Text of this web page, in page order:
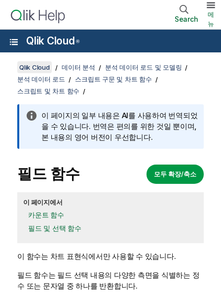
Search
메
뉴
Qlik Cloud ®
Qlik Cloud 데이터 분석
분석 데이터 로드 및 모델링
분석 데이터 로드
스크립트 구문 및 차트 함수
스크립트 및 차트 함수
이 페이지의 일부 내용은 AI를 사용하여 번역되었
을 수 있습니다. 번역은 편의를 위한 것일 뿐이며,
본 내용의 영어 버전이 우선합니다.
모두 확장/축소
필드 함수
이 페이지에서
카운트 함수
필드 및 선택 함수
이 함수는 차트 표현식에서만 사용할 수 있습니다.
필드 함수는 필드 선택 내용의 다양한 측면을 식별하는 정
수 또는 문자열 중 하나를 반환합니다.